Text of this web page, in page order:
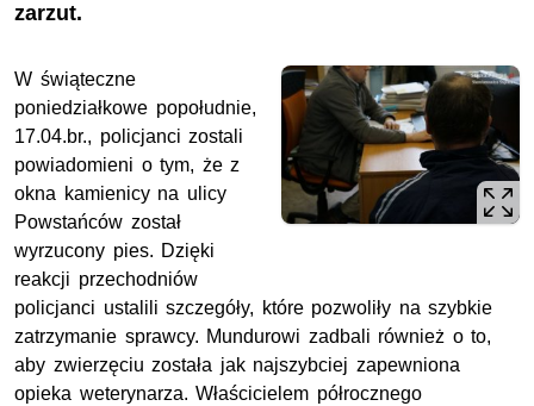
zarzut.
W świąteczne
poniedziałkowe popołudnie,
17.04.br., policjanci zostali
powiadomieni o tym, że z
okna kamienicy na ulicy
Powstańców został
wyrzucony pies. Dzięki
reakcji przechodniów
policjanci ustalili szczegóły, które pozwoliły na szybkie
zatrzymanie sprawcy. Mundurowi zadbali również o to,
aby zwierzęciu została jak najszybciej zapewniona
opieka weterynarza. Właścicielem półrocznego